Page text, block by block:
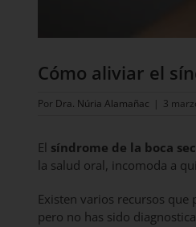
Cómo aliviar el
Por Dra. Núria Alamañac | 3
El síndrome de la boca
la salud oral, incomoda a
Existen varios recursos
pero no has sido